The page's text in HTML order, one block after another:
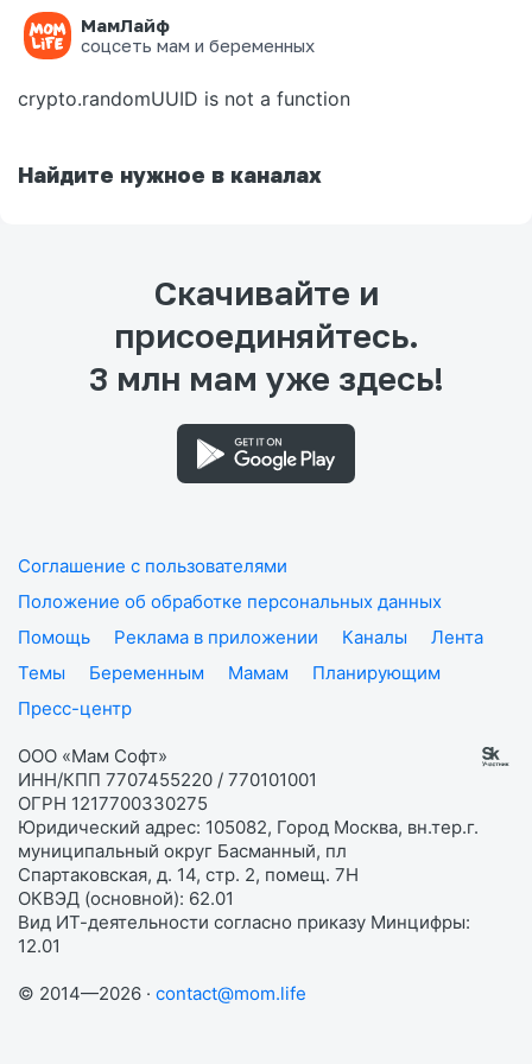
МамЛайф
соцсеть мам и беременных
Ошибка на странице
crypto.randomUUID is not a function
Найдите нужное в каналах
Скачивайте и
присоединяйтесь.
3 млн мам уже здесь!
Соглашение с пользователями
Положение об обработке персональных данных
Помощь
Реклама в приложении Каналы
Лента
Темы
Беременным Мамам
Планирующим
Пресс-центр
ООО «Мам Софт»
ИНН/КПП 7707455220 / 770101001
ОГРН 1217700330275
Юридический адрес: 105082, Город Москва, вн.тер.г.
муниципальный округ Басманный, пл
Спартаковская, д. 14, стр. 2, помещ. 7Н
ОКВЭД (основной): 62.01
Вид ИТ-деятельности согласно приказу Минцифры:
12.01
© 2014—2026 · contact@mom.life